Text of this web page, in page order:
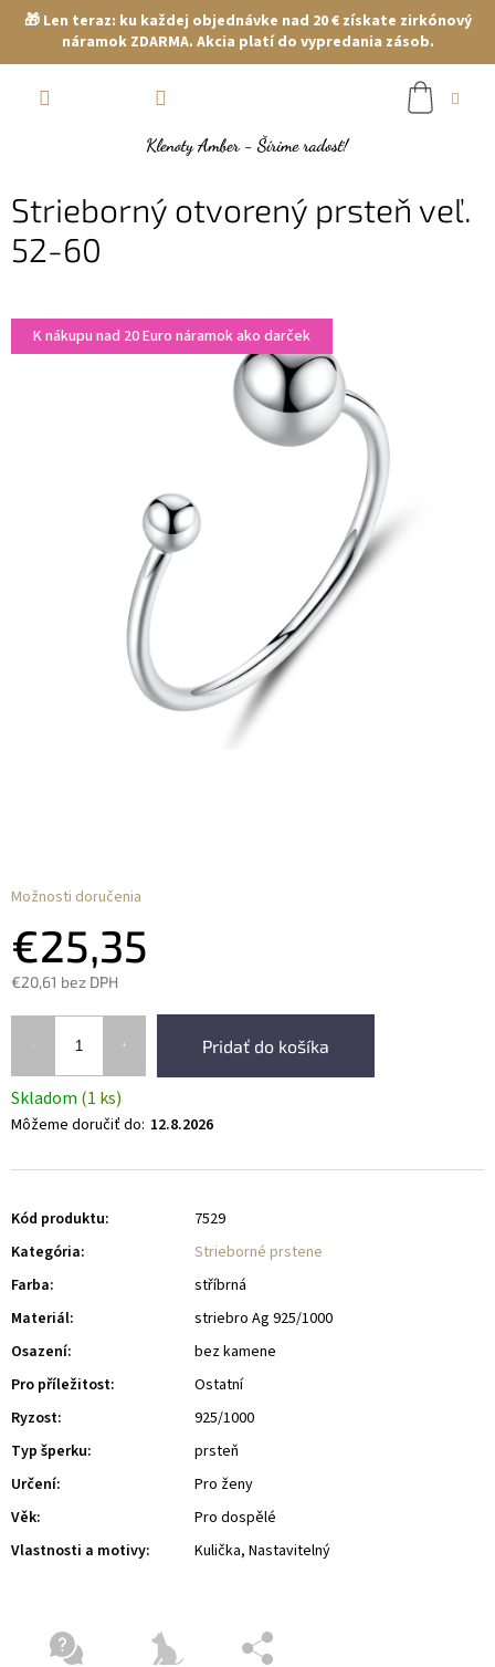
🎁 Len teraz: ku každej objednávke nad 20 € získate zirkónový
náramok ZDARMA. Akcia platí do vypredania zásob.
Strieborný otvorený prsteň veľ.
52-60
K nákupu nad 20 Euro náramok ako darček
€25,35
€20,61 bez DPH
Pridať do košíka
Skladom (1 ks)
Môžeme doručiť do: 12.8.2026
Možnosti doručenia
Kód produktu:
7529
Kategória:
Strieborné prstene
Farba:
stříbrná
Materiál:
striebro Ag 925/1000
Osazení:
bez kamene
Pro příležitost:
Ostatní
Ryzost:
925/1000
Typ šperku:
prsteň
Určení:
Pro ženy
Věk:
Pro dospělé
Vlastnosti a motivy: Kulička, Nastavitelný